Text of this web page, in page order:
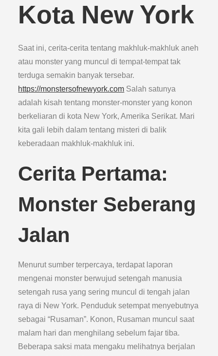
Kota New York
Saat ini, cerita-cerita tentang makhluk-makhluk aneh
atau monster yang muncul di tempat-tempat tak
terduga semakin banyak tersebar.
https://monstersofnewyork.com Salah satunya
adalah kisah tentang monster-monster yang konon
berkeliaran di kota New York, Amerika Serikat. Mari
kita gali lebih dalam tentang misteri di balik
keberadaan makhluk-makhluk ini.
Cerita Pertama:
Monster Seberang
Jalan
Menurut sumber terpercaya, terdapat laporan
mengenai monster berwujud setengah manusia
setengah rusa yang sering muncul di tengah jalan
raya di New York. Penduduk setempat menyebutnya
sebagai “Rusaman”. Konon, Rusaman muncul saat
malam hari dan menghilang sebelum fajar tiba.
Beberapa saksi mata mengaku melihatnya berjalan